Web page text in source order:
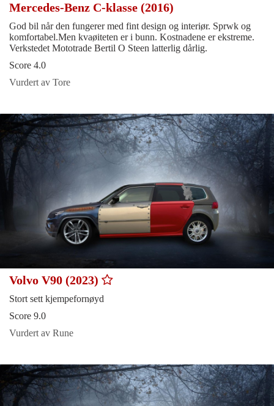
Mercedes-Benz C-klasse (2016)
God bil når den fungerer med fint design og interiør. Sprwk og
komfortabel.Men kvaøiteten er i bunn. Kostnadene er ekstreme.
Verkstedet Mototrade Bertil O Steen latterlig dårlig.
Score 4.0
Vurdert av Tore
Volvo V90 (2023)
Stort sett kjempefornøyd
Score 9.0
Vurdert av Rune